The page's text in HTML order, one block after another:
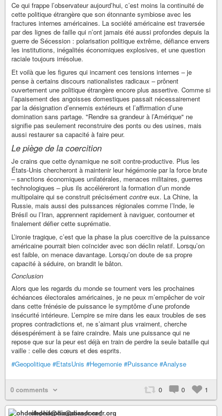
Ce qui frappe l’observateur aujourd’hui, c’est moins la continuité de
cette politique étrangère que son étonnante symbiose avec les
fractures internes américaines. La société américaine est traversée
par des lignes de faille qui n’ont jamais été aussi profondes depuis la
guerre de Sécession : polarisation politique extrême, défiance envers
les institutions, inégalités économiques explosives, et une question
raciale toujours irrésolue.
Et voilà que les figures qui incarnent ces tensions internes – je
pense à certains discours nationalistes radicaux – prônent
ouvertement une politique étrangère encore plus assertive. Comme si
l’apaisement des angoisses domestiques passait nécessairement
par la désignation d’ennemis extérieurs et l’affirmation d’une
domination sans partage. "Rendre sa grandeur à l’Amérique" ne
signifie pas seulement reconstruire des ponts ou des usines, mais
aussi restaurer sa capacité à faire peur.
Le piège de la coercition
Je crains que cette dynamique ne soit contre-productive. Plus les
États-Unis chercheront à maintenir leur hégémonie par la force brute
– sanctions économiques unilatérales, menaces militaires, guerres
technologiques – plus ils accéléreront la formation d’un monde
multipolaire qui se construit précisément contre eux. La Chine, la
Russie, mais aussi des puissances régionales comme l’Inde, le
Brésil ou l’Iran, apprennent rapidement à naviguer, contourner et
finalement défier cette suprématie.
L’ironie tragique, c’est que la phase la plus coercitive de la puissance
américaine pourrait bien coïncider avec son déclin relatif. Lorsqu’on
est faible, on menace davantage. Lorsqu’on doute de sa propre
capacité à séduire, on brandit le bâton.
Conclusion
Alors que les regards du monde se tournent vers les prochaines
échéances électorales américaines, je ne peux m’empêcher de voir
dans cette frénésie de puissance le symptôme d’une profonde
insécurité intérieure. L’empire se mire dans les eaux troubles de ses
propres contradictions et, ne s’aimant plus vraiment, cherche
désespérément à se faire craindre. Mais une puissance qui ne
repose que sur la peur est déjà en train de perdre la seule bataille qui
vaille : celle des cœurs et des esprits.
#Geopolitique #EtatsUnis #Hegemonie #Puissance #Analyse
0 comments 0 0 1
ohdeifepha@diaspora-fr.org